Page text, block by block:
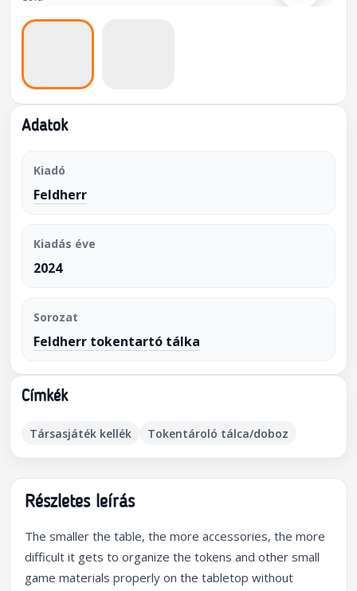
Adatok
Kiadó
Feldherr
Kiadás éve
2024
Sorozat
Feldherr tokentartó tálka
Címkék
Társasjáték kellék Tokentároló tálca/doboz
Részletes leírás
The smaller the table, the more accessories, the more
difficult it gets to organize the tokens and other small
game materials properly on the tabletop without